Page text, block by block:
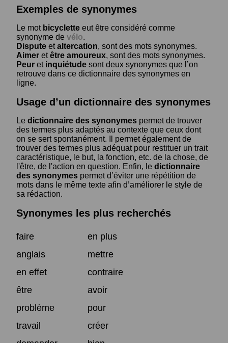
Exemples de synonymes
Le mot bicyclette eut être considéré comme
synonyme de vélo.
Dispute etaltercation, sont des mots synonymes.
Aimer etêtre amoureux, sont des mots synonymes.
Peur et inquiétude sont deux synonymes que l’on
retrouve dans ce dictionnaire des synonymes en
ligne.
Usage d’un dictionnaire des synonymes
Le dictionnaire des synonymes permet de trouver
des termes plus adaptés au contexte que ceux dont
on se sert spontanément. Il permet également de
trouver des termes plus adéquat pour restituer un trait
caractéristique, le but, la fonction, etc. de la chose, de
l'être, de l'action en question. Enfin, le dictionnaire
des synonymes permet d’éviter une répétition de
mots dans le même texte afin d’améliorer le style de
sa rédaction.
Synonymes les plus recherchés
faire
en plus
anglais
mettre
en effet
contraire
être
avoir
problème
pour
travail
créer